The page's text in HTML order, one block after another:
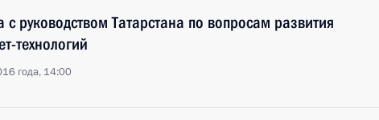
с руководством Татарстана по вопросам развития
технологий
года, 14:00